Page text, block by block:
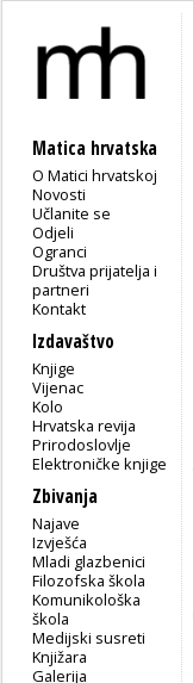
Matica hrvatska
O Matici hrvatskoj
Novosti
Učlanite se
Odjeli
Ogranci
Društva prijatelja i
partneri
Kontakt
Izdavaštvo
Knjige
Vijenac
Kolo
Hrvatska revija
Prirodoslovlje
Elektroničke knjige
Zbivanja
Najave
Izvješća
Mladi glazbenici
Filozofska škola
Komunikološka
škola
Medijski susreti
Knjižara
Galerija